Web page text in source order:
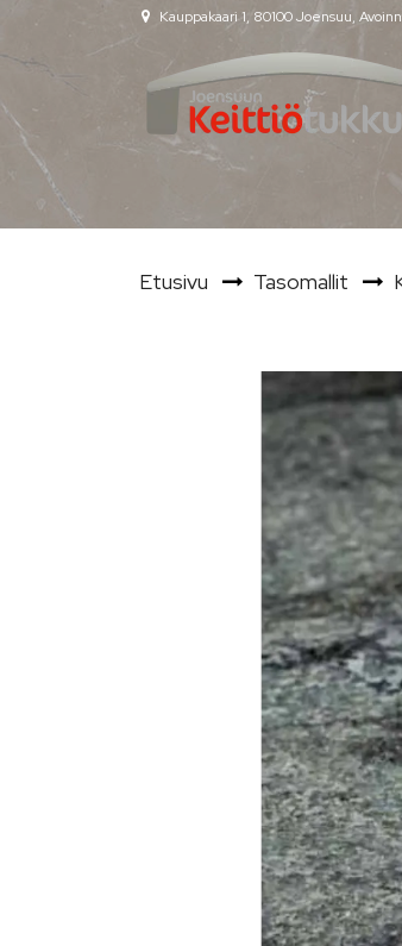
Siirry pääsisältöönKauppakaari 1, 80100 Joensuu,
Etusivu Tasomallit